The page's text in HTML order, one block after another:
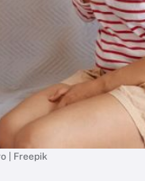
| Freepik